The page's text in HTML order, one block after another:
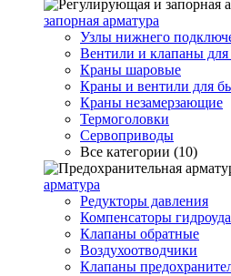
запорная арматура
Узлы нижнего
Вентили и клапаны для
Краны шаровые
Краны и вентили для
Краны незамерзающие
Термоголовки
Сервоприводы
Все категории (10)
арматура
Редукторы давления
Компенсаторы
Клапаны обратные
Воздухоотводчики
Клапаны